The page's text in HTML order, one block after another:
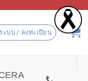
ะบบ / ลงทะเบียน